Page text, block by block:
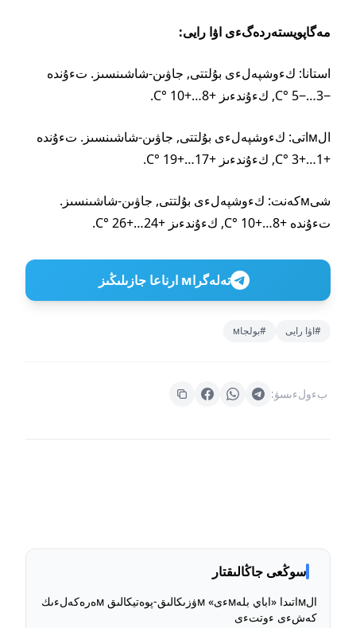
مەگاپويستەردەگءى اۋا رايى:
استانا: كءوشپەلءى بۇلتتى, جاۋىن-شاشىنسىز. تءۇندە
−3…−5 °C, كءۇندءىز +8…+10 °C.
الмاتى: كءوشپەلءى بۇلتتى, جاۋىن-شاشىنسىز. تءۇندە
+1…+3 °C, كءۇندءىز +17…+19 °C.
شىмكەنت: كءوشپەلءى بۇلتتى, جاۋىن-شاشىنسىز.
تءۇندە +8…+10 °C, كءۇندءىز +24…+26 °C.
تەلەگراм ارناعا جازىلىڭىز
#اۋا رايى #بولجاм
بءولءىسۋ:
سوڭعى جاڭالىقتار
الмاتىدا «اباي بلەмءى» мۋزىكالىق-پوەتيكالىق мەرەكەلءىك
كەشءى ءوتتءى